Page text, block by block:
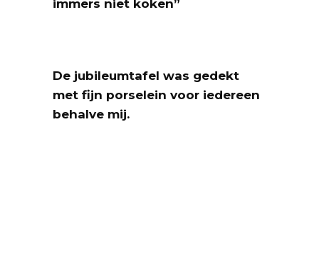
immers niet koken”
De jubileumtafel was gedekt
met fijn porselein voor iedereen
behalve mij.